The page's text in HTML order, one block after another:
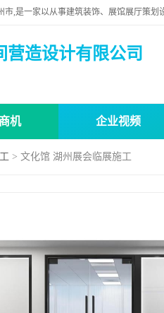
营造设计有限公司
机 企业视频
> 文化馆 湖州展会临展施工